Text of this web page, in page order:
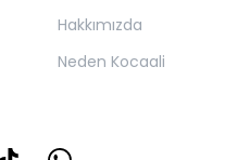
Hakkımızda
Neden Kocaali